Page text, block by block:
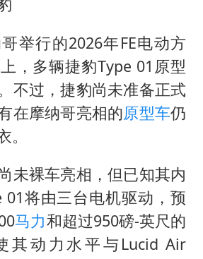
举行的2026年FE电动方
，多辆捷豹Type 01原型
不过，捷豹尚未准备正式
在摩纳哥亮相的原型车仍
未裸车亮相，但已知其内
01将由三台电机驱动，预
马力和超过950磅-英尺的
其动力水平与Lucid Air